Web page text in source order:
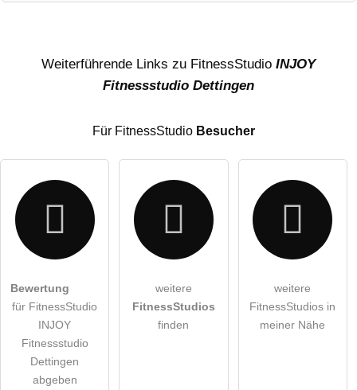
DieDatenschutzerklärunghabe ich zur Kenntnis genommen.
öffentliche Frage stellen
Hinweis:Bitte beachten Sie, öffentliche Fragen sind
Weiterführende Links zu FitnessStudio INJOY
Fitnessstudio Dettingen
Für FitnessStudio Besucher
Bewertung
für FitnessStudio
INJOY
Fitnessstudio
Dettingen
abgeben
weitere
FitnessStudios
finden
weitere
FitnessStudios in
meiner Nähe